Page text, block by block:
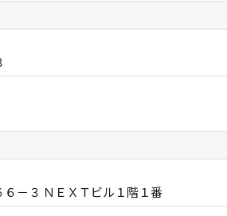
－３ ＮＥＸＴビル１階１番